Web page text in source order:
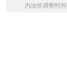
内油价调整时